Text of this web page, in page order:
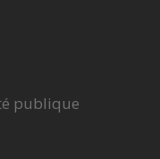
publique